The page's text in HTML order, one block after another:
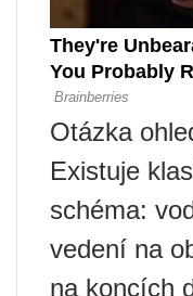
Otázka
Existuje
schéma:
vedení na
na koncích